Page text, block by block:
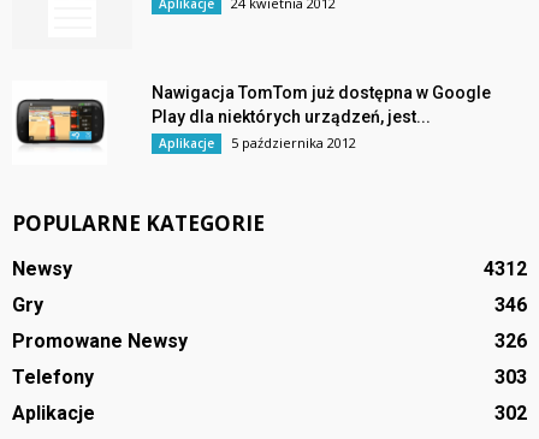
Aplikacje
Nawigacja TomTom już dostępna w Google
Play dla niektórych urządzeń, jest...
Aplikacje 5 października 2012
POPULARNE KATEGORIE
Newsy
4312
Gry
346
Promowane Newsy
326
Telefony
303
Aplikacje
302